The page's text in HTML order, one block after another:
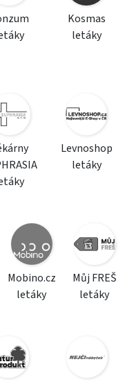
Kosmas
letáky
Levnoshop
letáky
Mobino.cz
letáky
Můj FREŠ
letáky